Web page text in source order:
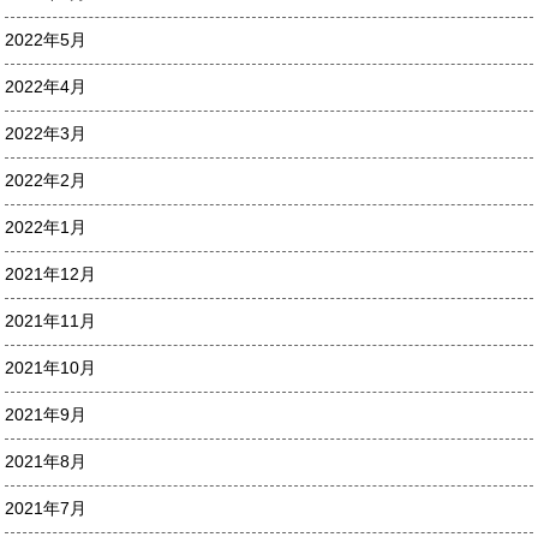
2022年5月
2022年4月
2022年3月
2022年2月
2022年1月
2021年12月
2021年11月
2021年10月
2021年9月
2021年8月
2021年7月